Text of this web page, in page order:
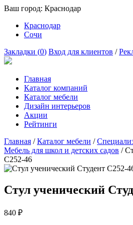
Ваш город: Краснодар
Краснодар
Сочи
Закладки (0) Вход для клиентов /
Главная
Каталог компаний
Каталог мебели
Дизайн интерьеров
Акции
Рейтинги
Главная /Каталог мебели /
Мебель для школ и детских садов /
С252-46
Стул ученический
840 ₽